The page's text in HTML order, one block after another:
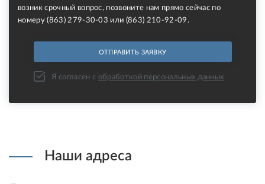
возник срочный вопрос, позвоните нам прямо сейчас по
номеру (863) 279-30-03 или (863) 210-92-09.
Я согласен с обработкой персональных данных
Наши адреса